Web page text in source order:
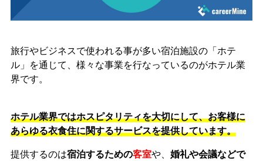
旅行やビジネスで使われる事が多い宿泊施設の「ホテ
ル」を通じて、様々な事業を行なっているのがホテル業
界です。
ホテル業界ではホスピタリティを大切にして、お客様に
あらゆる衣食住に関するサービスを提供しています。
提供するのは宿泊するための客室や、 婚礼や会議などで